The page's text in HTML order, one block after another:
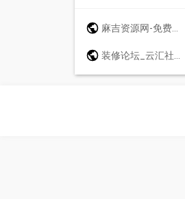
麻吉资源网-免费游戏辅助分享网-众多破解软件资源论坛 - www.k7788.cn - www.k7788.cn
装修论坛_云汇社区_云汇社区【官网】